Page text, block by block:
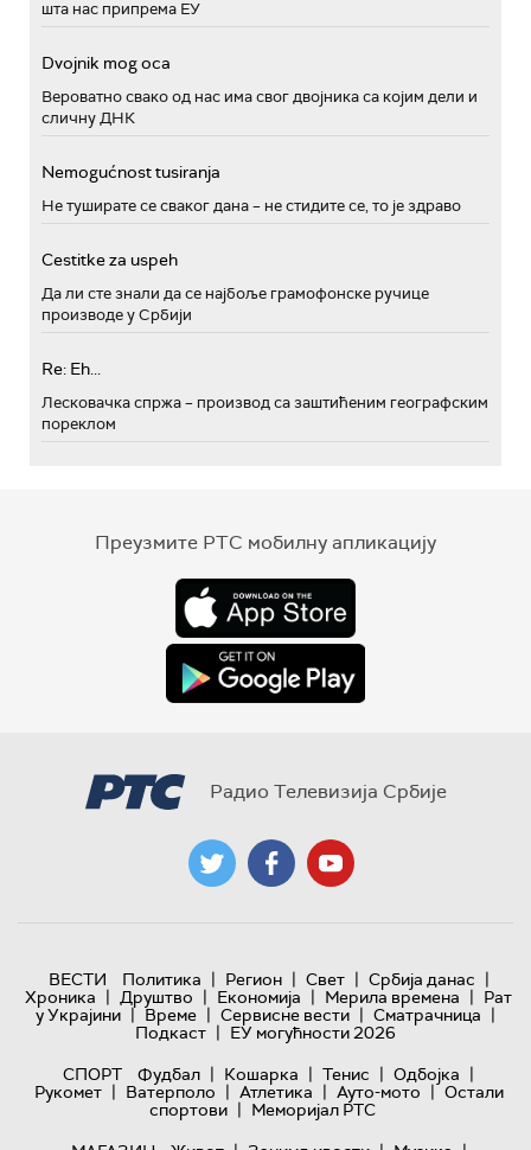
шта нас припрема ЕУ
Dvojnik mog oca
Вероватно свако од нас има свог двојника са којим дели и
сличну ДНК
Nemogućnost tusiranja
Не туширате се сваког дана – не стидите се, то је здраво
Cestitke za uspeh
Да ли сте знали да се најбоље грамофонске ручице
производе у Србији
Re: Eh...
Лесковачка спржа – производ са заштићеним географским
пореклом
Преузмите РТС мобилну апликацију
Радио Телевизија Србије
ВЕСТИ Политика | Регион | Свет | Србија данас |
Хроника | Друштво | Економија | Мерила времена | Рат
у Украјини | Време | Сервисне вести | Сматрачница |
Подкаст | ЕУ могућности 2026
СПОРТ
Фудбал | Кошарка | Тенис | Одбојка |
Рукомет | Ватерполо | Атлетика | Ауто-мото | Остали
спортови | Меморијал РТС